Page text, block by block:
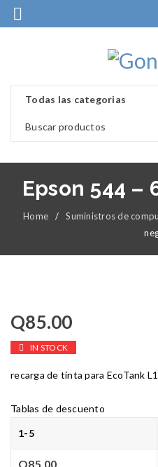
Epson 544 –
Home / Suministros de
Q85.00
IN STOCK
recarga de tinta para EcoTank
Tablas de descuento
1-5
Q85.00